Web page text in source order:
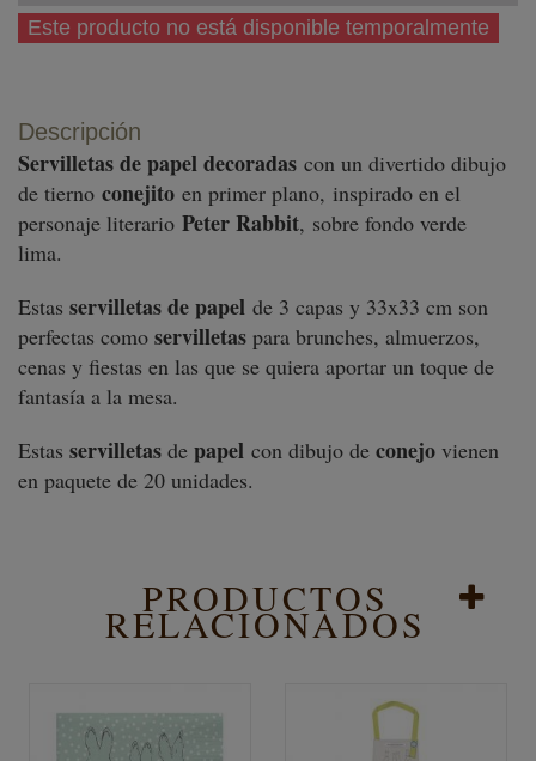
Este producto no está disponible temporalmente
Descripción
Servilletas de papel decoradas con un divertido dibujo
de tierno conejito en primer plano, inspirado en el
personaje literario Peter Rabbit, sobre fondo verde
lima.
Estas servilletas de papel de 3 capas y 33x33 cm son
perfectas como servilletas para brunches, almuerzos,
cenas y fiestas en las que se quiera aportar un toque de
fantasía a la mesa.
Estas servilletas de papel con dibujo de conejo vienen
en paquete de 20 unidades.
PRODUCTOS
RELACIONADOS